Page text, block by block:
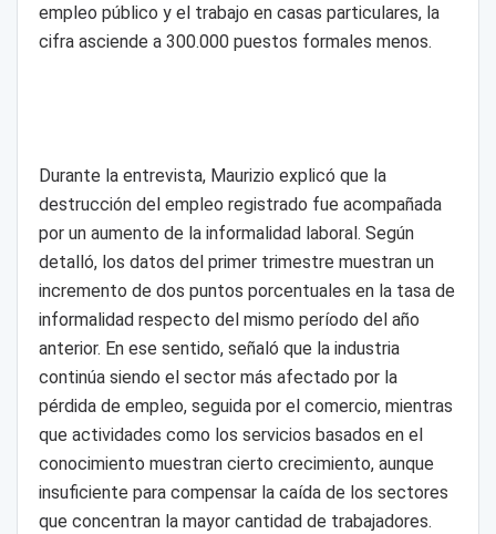
empleo público y el trabajo en casas particulares, la
cifra asciende a 300.000 puestos formales menos.
Durante la entrevista, Maurizio explicó que la
destrucción del empleo registrado fue acompañada
por un aumento de la informalidad laboral. Según
detalló, los datos del primer trimestre muestran un
incremento de dos puntos porcentuales en la tasa de
informalidad respecto del mismo período del año
anterior. En ese sentido, señaló que la industria
continúa siendo el sector más afectado por la
pérdida de empleo, seguida por el comercio, mientras
que actividades como los servicios basados en el
conocimiento muestran cierto crecimiento, aunque
insuficiente para compensar la caída de los sectores
que concentran la mayor cantidad de trabajadores.